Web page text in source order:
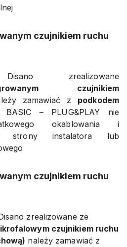
czujnikiem ruchu
zrealizowane
czujnikiem
zamawiać z podkodem
BASIC – PLUG&PLAY nie
okablowania i
strony instalatora lub
czujnikiem ruchu
zrealizowane ze
czujnikiem ruchu
należy zamawiać z